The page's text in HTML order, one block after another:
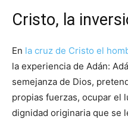
Cristo, la
En la cruz de Cristo el
la experiencia de Adán:
semejanza de Dios,
propias fuerzas, ocupar el
dignidad originaria que se